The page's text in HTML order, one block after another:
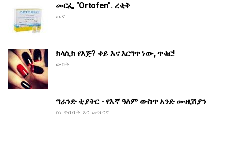
መርፌ "Ortofen". ረቂቅ
ጤና
ክላሲክ የእጅ? ቀይ እና እርግጥ ነው, ጥቁር!
ውበት
ግራንድ ቲያትር - የእኛ ዓለም ውስጥ አንድ ሙዚሽያን
ስነ ጥበባት እና መዝናኛ